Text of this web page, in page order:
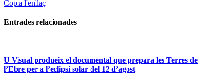
Copia l'enllaç
Entrades relacionades
U Visual produeix el documental que prepara les Terres de
l’Ebre per a l’eclipsi solar del 12 d’agost